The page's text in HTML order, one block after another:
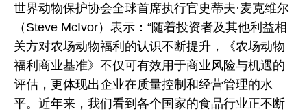
世界动物保护协会全球首席执行官史蒂夫·麦克维尔
（Steve McIvor）表示：“随着投资者及其他利益相
关方对农场动物福利的认识不断提升，《农场动物
福利商业基准》不仅可有效用于商业风险与机遇的
评估，更体现出企业在质量控制和经营管理的水
平。近年来，我们看到各个国家的食品行业正不断